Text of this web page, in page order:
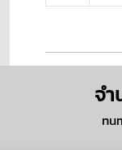
จำ